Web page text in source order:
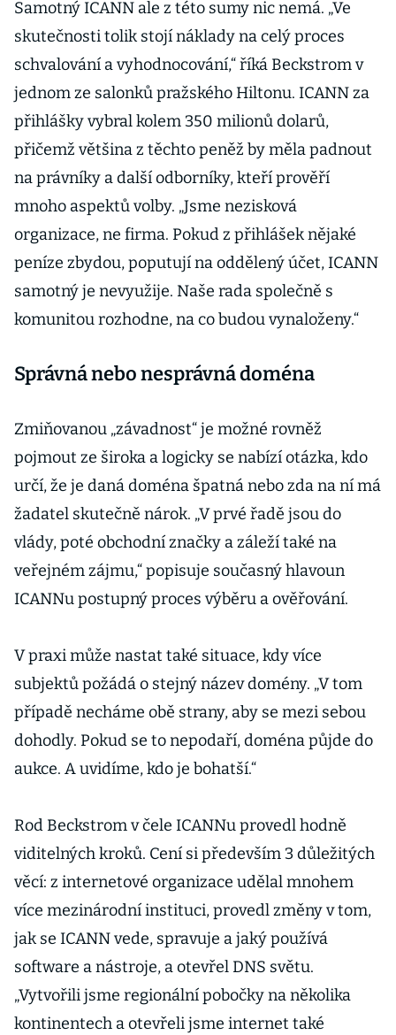
Samotný ICANN ale z této sumy nic nemá. „Ve
skutečnosti tolik stojí náklady na celý proces
schvalování a vyhodnocování,“ říká Beckstrom v
jednom ze salonků pražského Hiltonu. ICANN za
přihlášky vybral kolem 350 milionů dolarů,
přičemž většina z těchto peněž by měla padnout
na právníky a další odborníky, kteří prověří
mnoho aspektů volby. „Jsme nezisková
organizace, ne firma. Pokud z přihlášek nějaké
peníze zbydou, poputují na oddělený účet, ICANN
samotný je nevyužije. Naše rada společně s
komunitou rozhodne, na co budou vynaloženy.“
Správná nebo nesprávná doména
Zmiňovanou „závadnost“ je možné rovněž
pojmout ze široka a logicky se nabízí otázka, kdo
určí, že je daná doména špatná nebo zda na ní má
žadatel skutečně nárok. „V prvé řadě jsou do
vlády, poté obchodní značky a záleží také na
veřejném zájmu,“ popisuje současný hlavoun
ICANNu postupný proces výběru a ověřování.
V praxi může nastat také situace, kdy více
subjektů požádá o stejný název domény. „V tom
případě necháme obě strany, aby se mezi sebou
dohodly. Pokud se to nepodaří, doména půjde do
aukce. A uvidíme, kdo je bohatší.“
Rod Beckstrom v čele ICANNu provedl hodně
viditelných kroků. Cení si především 3 důležitých
věcí: z internetové organizace udělal mnohem
více mezinárodní instituci, provedl změny v tom,
jak se ICANN vede, spravuje a jaký používá
software a nástroje, a otevřel DNS světu.
„Vytvořili jsme regionální pobočky na několika
kontinentech a otevřeli jsme internet také